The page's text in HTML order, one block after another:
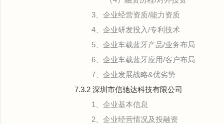
3、企业经营资质/能力资质
4、企业研发投入/专利技术
5、企业车载蓝牙产品/业务布局
6、企业车载蓝牙应用/客户布局
7、企业发展战略&优劣势
7.3.2 深圳市信驰达科技有限公司
1、企业基本信息
2、企业经营情况及投融资